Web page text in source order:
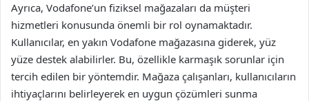
Ayrıca, Vodafone’un fiziksel mağazaları da müşteri
hizmetleri konusunda önemli bir rol oynamaktadır.
Kullanıcılar, en yakın Vodafone mağazasına giderek, yüz
yüze destek alabilirler. Bu, özellikle karmaşık sorunlar için
tercih edilen bir yöntemdir. Mağaza çalışanları, kullanıcıların
ihtiyaçlarını belirleyerek en uygun çözümleri sunma